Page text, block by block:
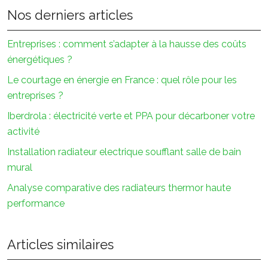
Nos derniers articles
Entreprises : comment s’adapter à la hausse des coûts
énergétiques ?
Le courtage en énergie en France : quel rôle pour les
entreprises ?
Iberdrola : électricité verte et PPA pour décarboner votre
activité
Installation radiateur electrique soufflant salle de bain
mural
Analyse comparative des radiateurs thermor haute
performance
Articles similaires